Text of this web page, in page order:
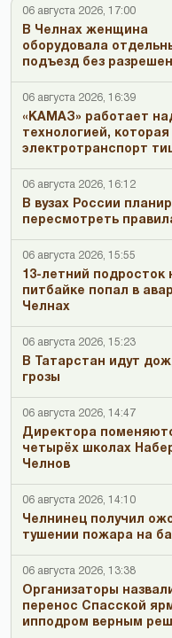
06 августа 2026, 17:00
В Челнах женщина
оборудовала
подъезд без
06 августа 2026, 16:39
«КАМАЗ» работает
технологией,
электротранспорт
06 августа 2026, 16:12
В вузах России
пересмотреть
06 августа 2026, 15:55
13-летний подросток
питбайке попал в
Челнах
06 августа 2026, 15:23
В Татарстан идут
грозы
06 августа 2026, 14:47
Директора
четырёх школах
Челнов
06 августа 2026, 14:10
Челнинец получил
тушении пожара на
06 августа 2026, 13:38
Организаторы
перенос Спасской
ипподром верным